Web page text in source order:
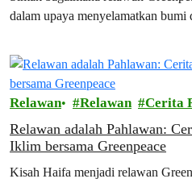
dalam upaya menyelamatkan
Relawan Relawan Cerita
Relawan adalah Pahlawan:
Iklim bersama Greenpeace
Kisah Haifa menjadi relawan